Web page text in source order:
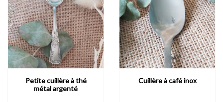
Petite cuillère à thé
métal argenté
Cuillère à café inox